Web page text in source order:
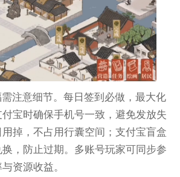
注意细节。每日签到必做，最大化
宝时确保手机号一致，避免发放失
掉，不占用行囊空间；支付宝盲盒
，防止过期。多账号玩家可同步参
资源收益。